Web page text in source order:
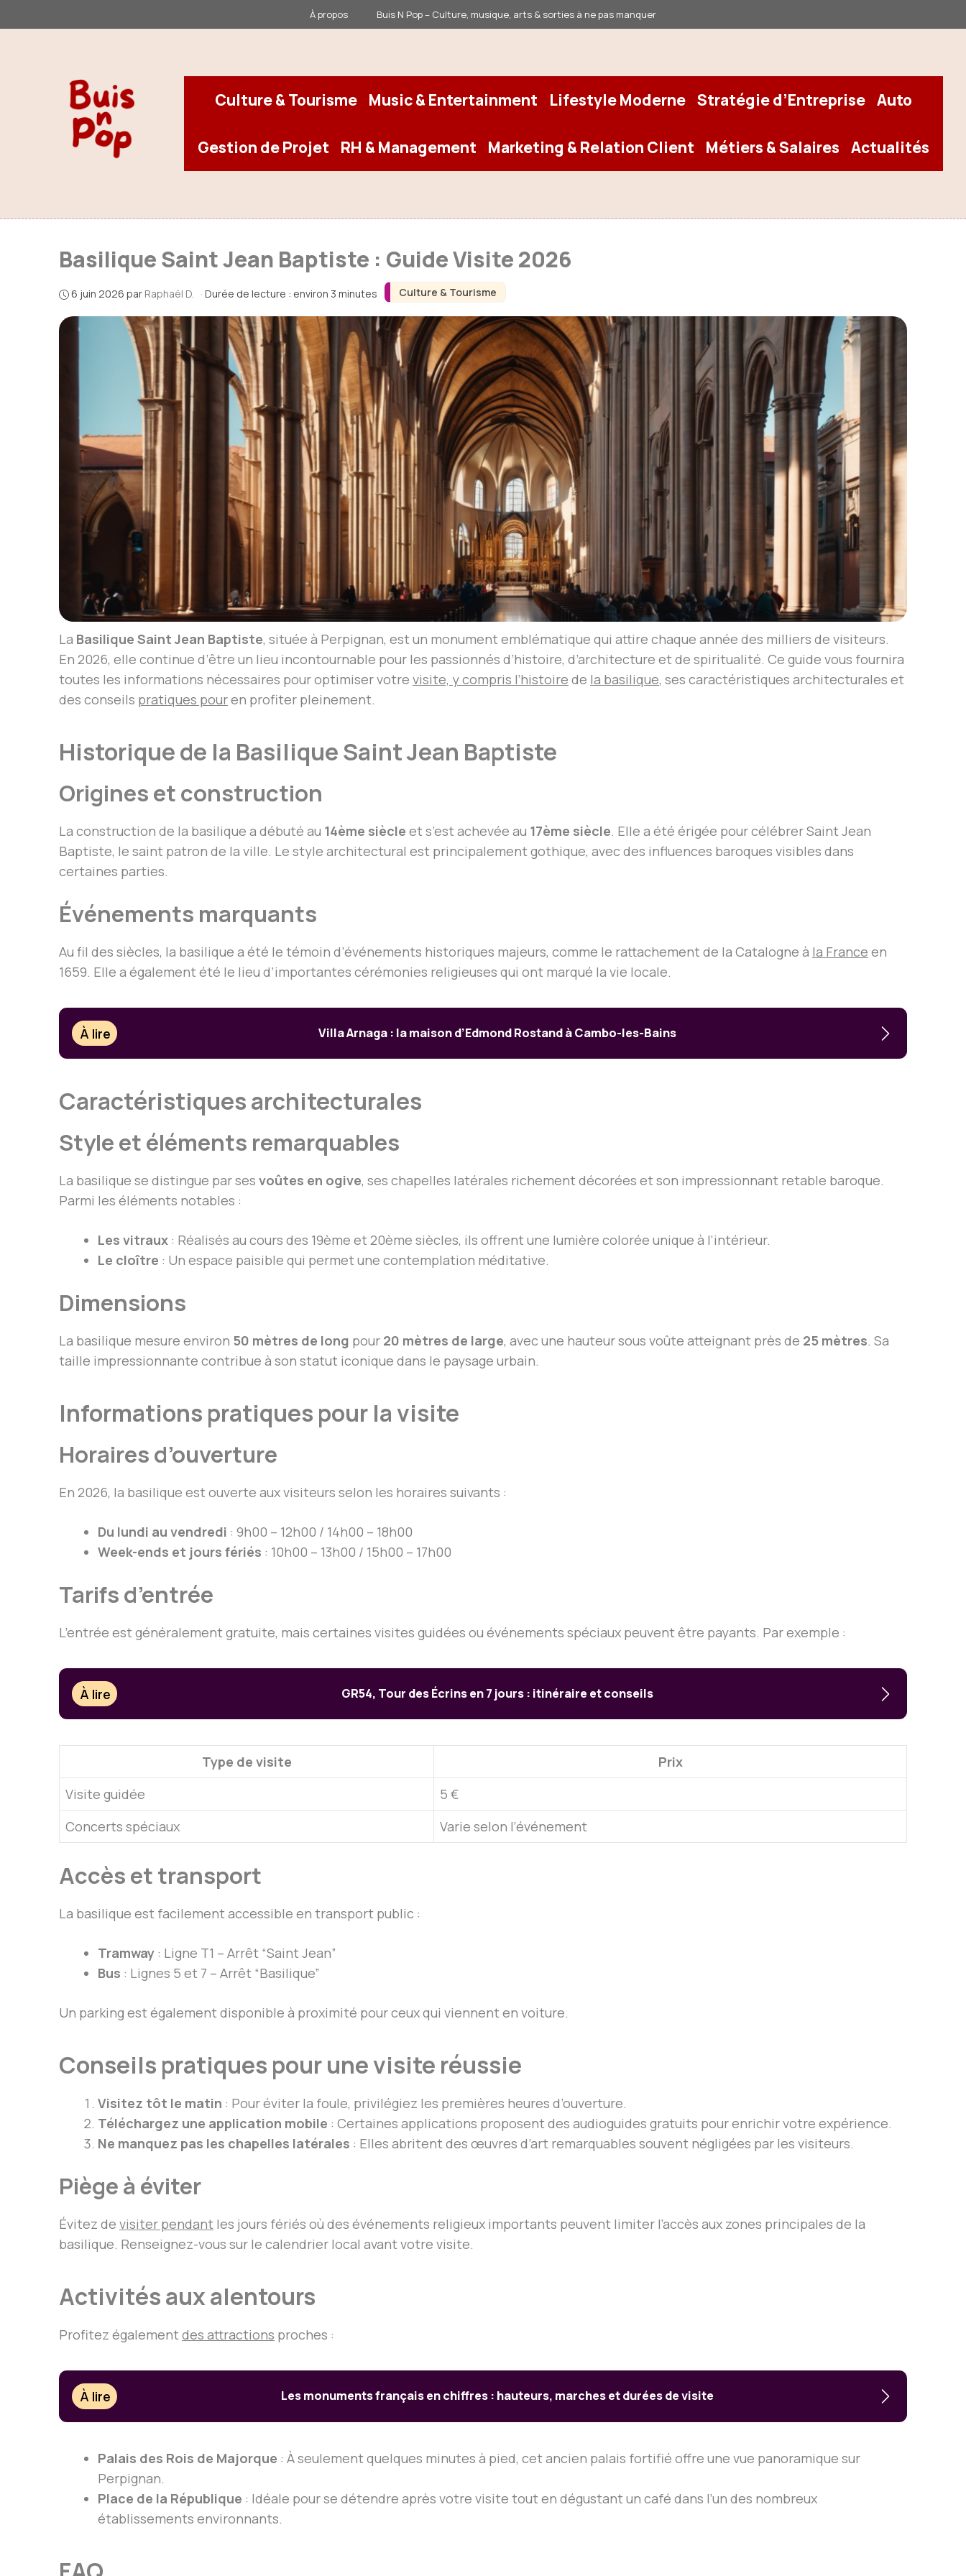
au
À propos Buis N Pop – Culture, musique, arts & sorties à ne pas manquer
Culture & Tourisme Music & Entertainment Lifestyle Moderne Stratégie d’Entreprise Auto
Gestion de Projet RH & Management Marketing & Relation Client Métiers & Salaires Actualités
Culture & Tourisme
Basilique Saint Jean Baptiste : Guide Visite 2026
6 juin 2026 par Raphaël D. · Durée de lecture : environ 3 minutes
La Basilique Saint Jean Baptiste, située à Perpignan, est un monument emblématique qui attire chaque année des milliers de visiteurs.
En 2026, elle continue d’être un lieu incontournable pour les passionnés d’histoire, d’architecture et de spiritualité. Ce guide vous fournira
toutes les informations nécessaires pour optimiser votre visite, y compris l’histoire de la basilique, ses caractéristiques architecturales et
des conseils pratiques pouren profiter pleinement.
Historique de la Basilique Saint Jean Baptiste
Origines et construction
La construction de la basilique a débuté au 14ème siècle et s’est achevée au 17ème siècle. Elle a été érigée pour célébrer Saint Jean
Baptiste, le saint patron de la ville. Le style architectural est principalement gothique, avec des influences baroques visibles dans
certaines parties.
Événements marquants
Au fil des siècles, la basilique a été le témoin d’événements historiques majeurs, comme le rattachement de la Catalogne à la France en
1659. Elle a également été le lieu d’importantes cérémonies religieuses qui ont marqué la vie locale.
À lire Villa Arnaga : la maison d’Edmond Rostand à Cambo-les-Bains
Caractéristiques architecturales
Style et éléments remarquables
La basilique se distingue par ses voûtes en ogive, ses chapelles latérales richement décorées et son impressionnant retable baroque.
Parmi les éléments notables :
Les vitraux : Réalisés au cours des 19ème et 20ème siècles, ils offrent une lumière colorée unique à l’intérieur.
Le cloître : Un espace paisible qui permet une contemplation méditative.
Dimensions
La basilique mesure environ 50 mètres de long pour 20 mètres de large, avec une hauteur sous voûte atteignant près de 25 mètres. Sa
taille impressionnante contribue à son statut iconique dans le paysage urbain.
Informations pratiques pour la visite
Horaires d’ouverture
En 2026, la basilique est ouverte aux visiteurs selon les horaires suivants :
Du lundi au vendredi : 9h00 – 12h00 / 14h00 – 18h00
Week-ends et jours fériés : 10h00 – 13h00 / 15h00 – 17h00
Tarifs d’entrée
L’entrée est généralement gratuite, mais certaines visites guidées ou événements spéciaux peuvent être payants. Par exemple :
À lire GR54, Tour des Écrins en 7 jours : itinéraire et conseils
Type de visite
Prix
Visite guidée
5 €
Concerts spéciaux
Varie selon l’événement
Accès et transport
La basilique est facilement accessible en transport public :
Tramway : Ligne T1 – Arrêt “Saint Jean”
Bus : Lignes 5 et 7 – Arrêt “Basilique”
Un parking est également disponible à proximité pour ceux qui viennent en voiture.
Conseils pratiques pour une visite réussie
Visitez tôt le matin : Pour éviter la foule, privilégiez les premières heures d’ouverture.
Téléchargez une application mobile : Certaines applications proposent des audioguides gratuits pour enrichir votre expérience.
Ne manquez pas les chapelles latérales : Elles abritent des œuvres d’art remarquables souvent négligées par les visiteurs.
Piège à éviter
Évitez de visiter pendant les jours fériés où des événements religieux importants peuvent limiter l’accès aux zones principales de la
basilique. Renseignez-vous sur le calendrier local avant votre visite.
Activités aux alentours
Profitez égalementdes attractions proches :
À lire Les monuments français en chiffres : hauteurs, marches et durées de visite
Palais des Rois de Majorque : À seulement quelques minutes à pied, cet ancien palais fortifié offre une vue panoramique sur
Perpignan.
Place de la République : Idéale pour se détendre après votre visite tout en dégustant un café dans l’un des nombreux
établissements environnants.